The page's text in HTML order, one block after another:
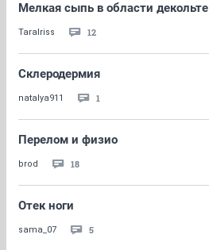
Мелкая сыпь в области декольте
TaraIriss 12
Склеродермия
natalya911 1
Перелом и физио
brod 18
Отек ноги
sama_07 5